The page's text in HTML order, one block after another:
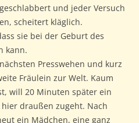
und jeder Versuch
scheitert kläglich.
sie bei der Geburt des
kann.
Presswehen und kurz
Fräulein zur Welt. Kaum
will 20 Minuten später ein
draußen zugeht. Nach
ein Mädchen, eine ganz